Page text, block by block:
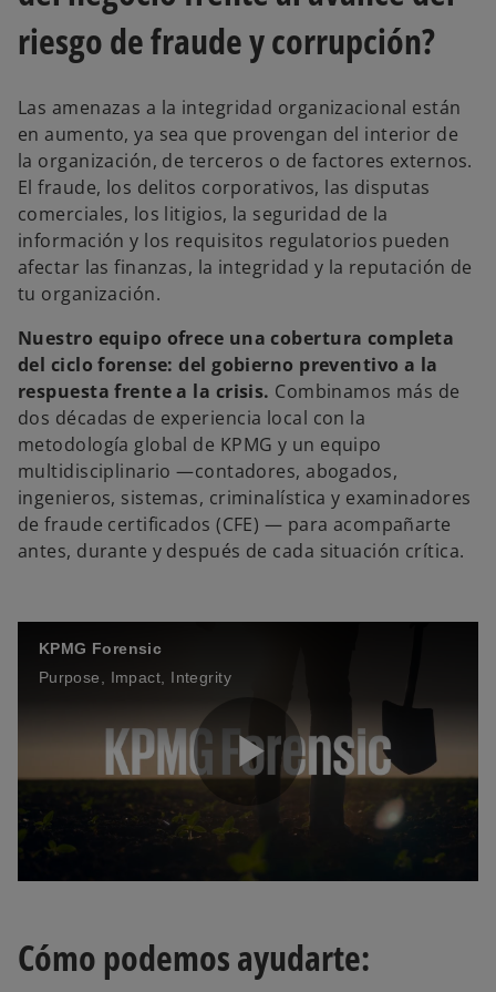
a
u
e
riesgo de fraude y corrupción?
Las amenazas a la integridad organizacional están
en aumento, ya sea que provengan del interior de
la organización, de terceros o de factores externos.
El fraude, los delitos corporativos, las disputas
comerciales, los litigios, la seguridad de la
información y los requisitos regulatorios pueden
afectar las finanzas, la integridad y la reputación de
tu organización.
Nuestro equipo ofrece una cobertura completa
del ciclo forense: del gobierno preventivo a la
respuesta frente a la crisis. Combinamos más de
dos décadas de experiencia local con la
metodología global de KPMG y un equipo
multidisciplinario —contadores, abogados,
ingenieros, sistemas, criminalística y examinadores
de fraude certificados (CFE) — para acompañarte
antes, durante y después de cada situación crítica.
KPMG Forensic
Purpose, Impact, Integrity
P
Cómo podemos ayudarte: